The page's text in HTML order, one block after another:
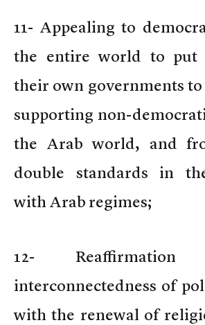
11- Appealing to
the entire world to put
their own governments
supporting non-
the Arab world, and
double standards in
with Arab regimes;
12-
interconnectedness of
with the renewal of